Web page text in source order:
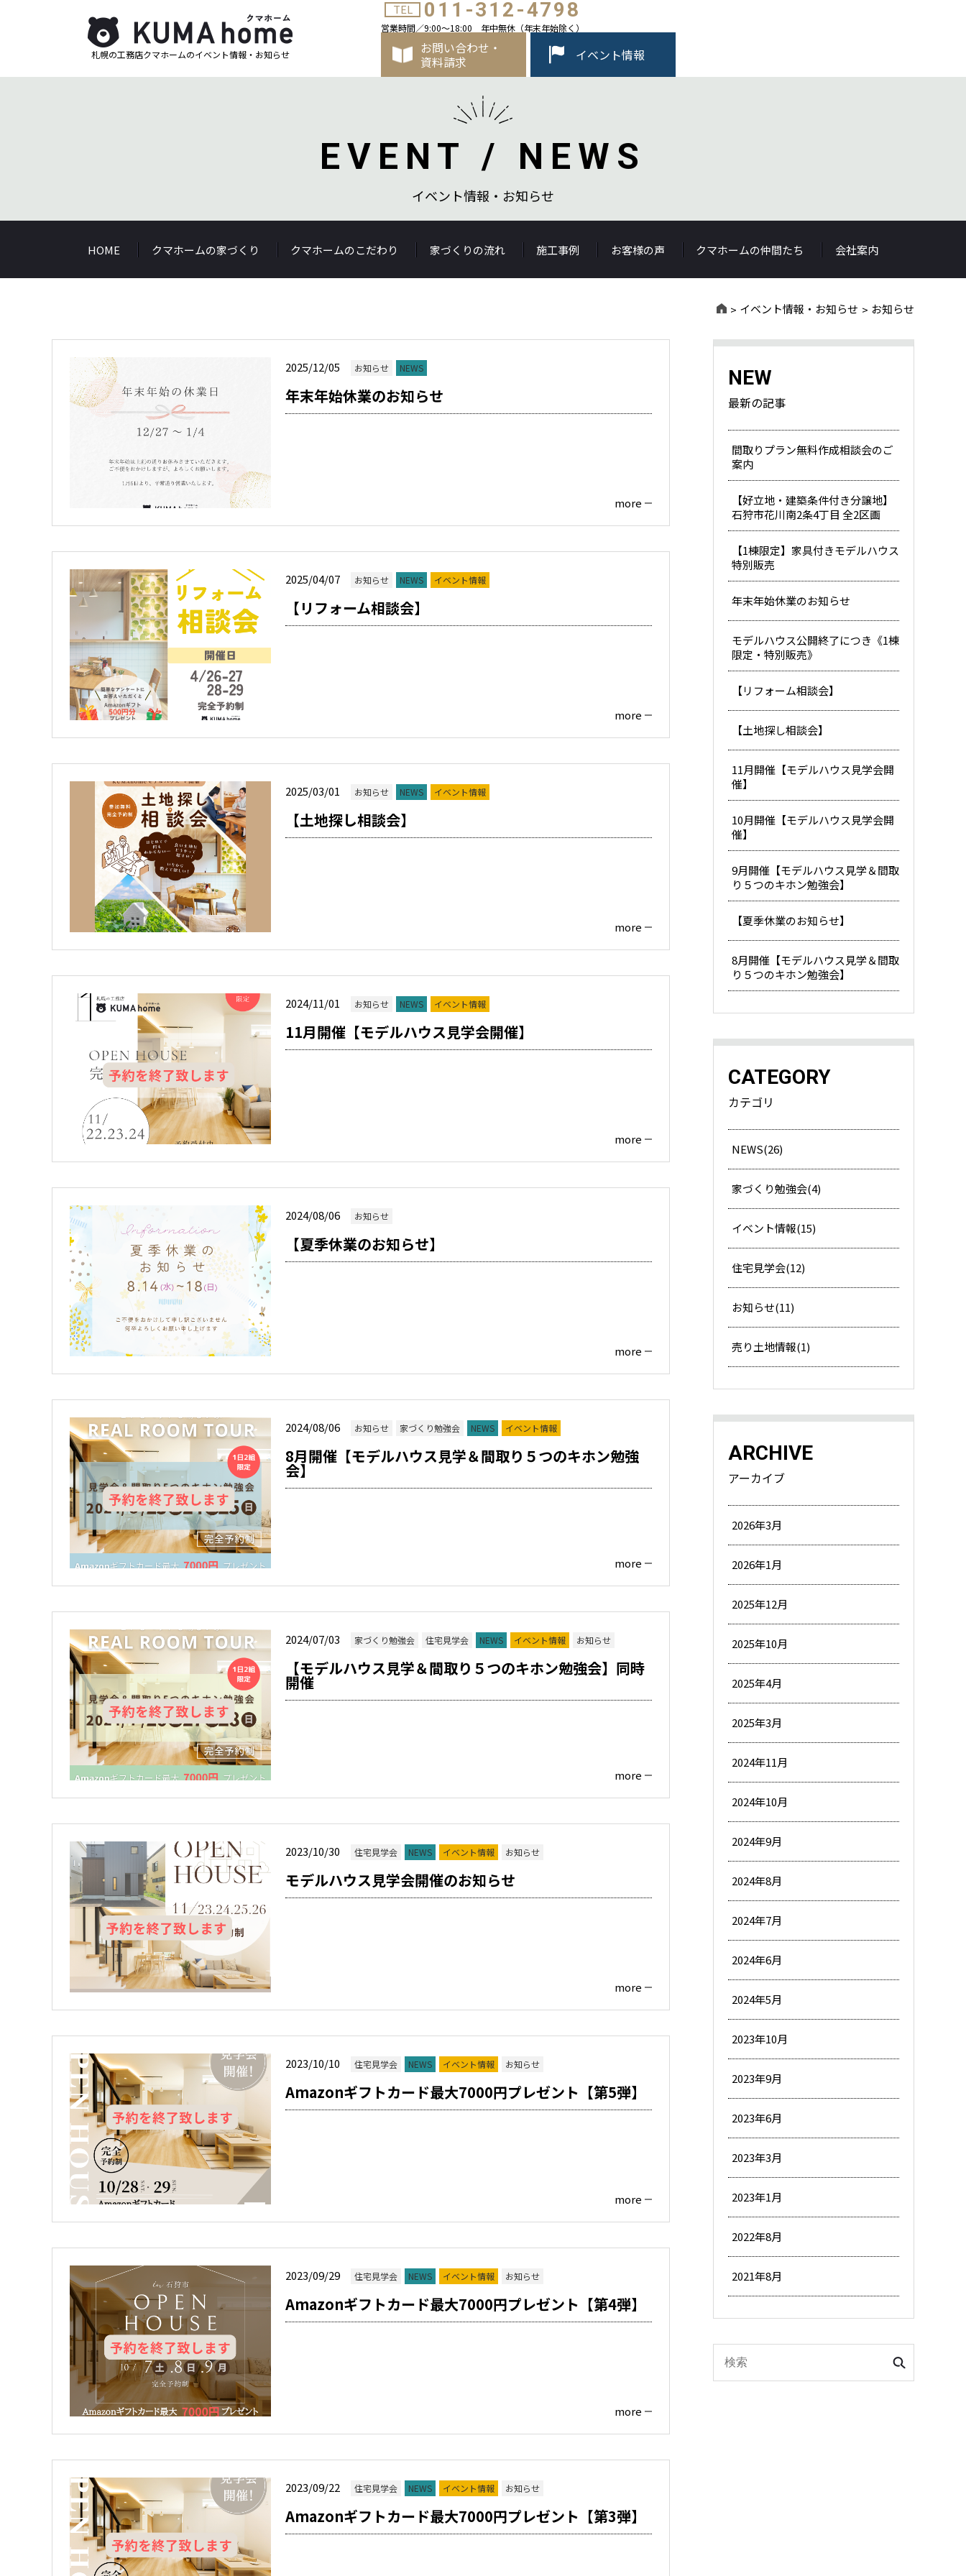
札幌の工務店クマホームのイベント情報・お知らせ
TEL 011-312-4798
営業時間／9:00～18:00 年中無休（年末年始除く）
お問い合わせ・
資料請求
イベント情報
EVENT / NEWS
イベント情報・お知らせ
HOME クマホームの家づくり クマホームのこだわり 家づくりの流れ 施工事例 お客様の声 クマホームの仲間たち 会社案内
イベント情報・お知らせ お知らせ
2025/12/05 お知らせ NEWS
年末年始休業のお知らせ
more
2025/04/07 お知らせ NEWS イベント情報
【リフォーム相談会】
more
2025/03/01 お知らせ NEWS イベント情報
【土地探し相談会】
more
2024/11/01 お知らせ NEWS イベント情報
11月開催【モデルハウス見学会開催】
more
2024/08/06 お知らせ
【夏季休業のお知らせ】
more
2024/08/06 お知らせ 家づくり勉強会 NEWS イベント情報
8月開催【モデルハウス見学＆間取り５つのキホン勉強
会】
more
2024/07/03 家づくり勉強会 住宅見学会 NEWS イベント情報 お知らせ
【モデルハウス見学＆間取り５つのキホン勉強会】同時
開催
more
2023/10/30 住宅見学会 NEWS イベント情報 お知らせ
モデルハウス見学会開催のお知らせ
more
2023/10/10 住宅見学会 NEWS イベント情報 お知らせ
Amazonギフトカード最大7000円プレゼント【第5弾】
more
2023/09/29 住宅見学会 NEWS イベント情報 お知らせ
Amazonギフトカード最大7000円プレゼント【第4弾】
more
2023/09/22 住宅見学会 NEWS イベント情報 お知らせ
Amazonギフトカード最大7000円プレゼント【第3弾】
NEW
最新の記事
間取りプラン無料作成相談会のご
案内
【好立地・建築条件付き分譲地】
石狩市花川南2条4丁目 全2区画
【1棟限定】家具付きモデルハウス
特別販売
年末年始休業のお知らせ
モデルハウス公開終了につき《1棟
限定・特別販売》
【リフォーム相談会】
【土地探し相談会】
11月開催【モデルハウス見学会開
催】
10月開催【モデルハウス見学会開
催】
9月開催【モデルハウス見学＆間取
り５つのキホン勉強会】
【夏季休業のお知らせ】
8月開催【モデルハウス見学＆間取
り５つのキホン勉強会】
CATEGORY
カテゴリ
NEWS(26)
家づくり勉強会(4)
イベント情報(15)
住宅見学会(12)
お知らせ(11)
売り土地情報(1)
ARCHIVE
アーカイブ
2026年3月
2026年1月
2025年12月
2025年10月
2025年4月
2025年3月
2024年11月
2024年10月
2024年9月
2024年8月
2024年7月
2024年6月
2024年5月
2023年10月
2023年9月
2023年6月
2023年3月
2023年1月
2022年8月
2021年8月